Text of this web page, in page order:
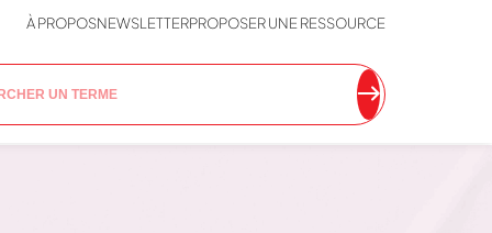
À PROPOSNEWSLETTERPROPOSER UNE RESSOURCE